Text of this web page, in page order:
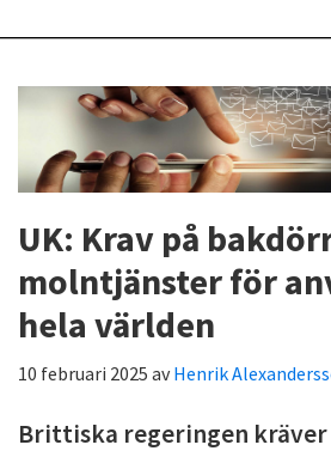
UK: Krav på
molntjänster för
hela världen
10 februari 2025 avHenrik
Brittiska regeringen